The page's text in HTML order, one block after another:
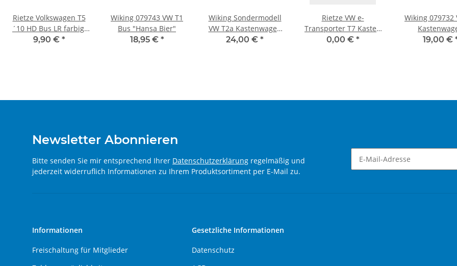
Rietze Volkswagen T5
´10 HD Bus LR farbig,
1:87 blau
9,90 € *
Wiking 079743 VW T1
Bus "Hansa Bier"
18,95 € *
Wiking Sondermodell
VW T2a Kastenwagen
"Bahlsen"
24,00 € *
Rietze VW e-
Transporter T7 Kasten
langer Radstand
0,00 € *
Wiking 079732
19,00 €
Newsletter Abonnieren
Bitte senden Sie mir entsprechend Ihrer Datenschutzerklärung regelmäßig und
jederzeit widerruflich Informationen zu Ihrem Produktsortiment per E-Mail zu.
Informationen
Freischaltung für Mitglieder
Gesetzliche Informationen
Datenschutz